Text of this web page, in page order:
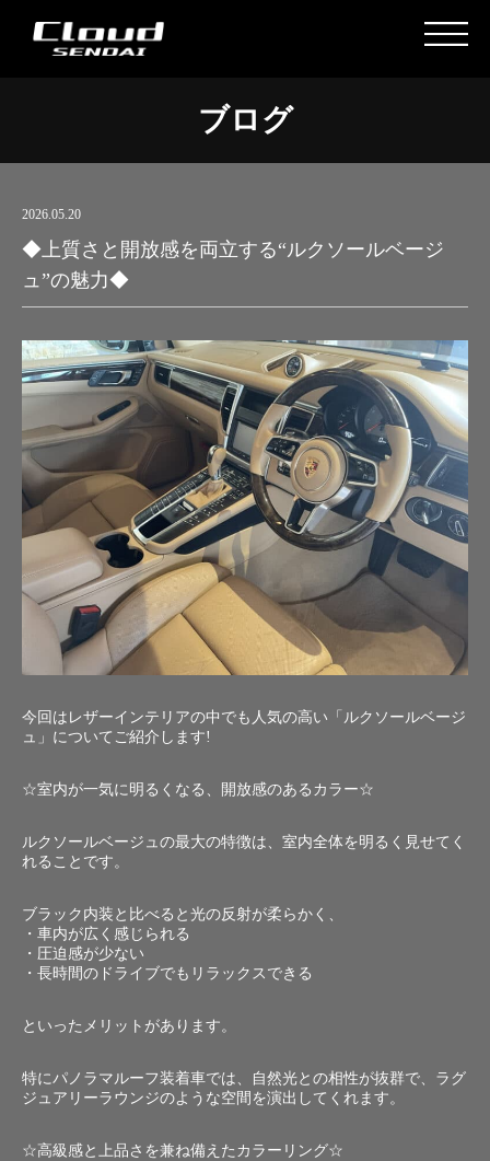
ブログ
2026.05.20
◆上質さと開放感を両立する“ルクソールベージ
ュ”の魅力◆
今回はレザーインテリアの中でも人気の高い「ルクソールベージ
ュ」についてご紹介します!
☆室内が一気に明るくなる、開放感のあるカラー☆
ルクソールベージュの最大の特徴は、室内全体を明るく見せてく
れることです。
ブラック内装と比べると光の反射が柔らかく、
・車内が広く感じられる
・圧迫感が少ない
・長時間のドライブでもリラックスできる
といったメリットがあります。
特にパノラマルーフ装着車では、自然光との相性が抜群で、ラグ
ジュアリーラウンジのような空間を演出してくれます。
☆高級感と上品さを兼ね備えたカラーリング☆